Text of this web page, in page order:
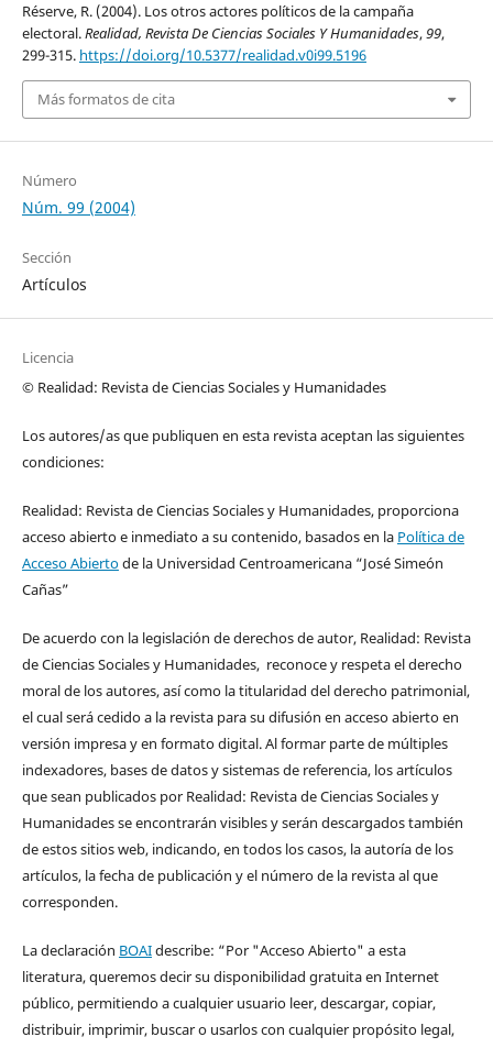
Réserve, R. (2004). Los otros actores políticos de la campaña
electoral.Realidad, Revista De Ciencias Sociales Y Humanidades,99,
299-315. https://doi.org/10.5377/realidad.v0i99.5196
Más formatos de cita
Número
Núm. 99 (2004)
Sección
Artículos
Licencia
© Realidad: Revista de Ciencias Sociales y Humanidades
Los autores/as que publiquen en esta revista aceptan las siguientes
condiciones:
Realidad: Revista de Ciencias Sociales y Humanidades, proporciona
acceso abierto e inmediato a su contenido, basados en la Política de
Acceso Abiertode la Universidad Centroamericana “José Simeón
Cañas”
De acuerdo con la legislación de derechos de autor, Realidad: Revista
de Ciencias Sociales y Humanidades, reconoce y respeta el derecho
moral de los autores, así como la titularidad del derecho patrimonial,
el cual será cedido a la revista para su difusión en acceso abierto en
versión impresa y en formato digital. Al formar parte de múltiples
indexadores, bases de datos y sistemas de referencia, los artículos
que sean publicados por Realidad: Revista de Ciencias Sociales y
Humanidades se encontrarán visibles y serán descargados también
de estos sitios web, indicando, en todos los casos, la autoría de los
artículos, la fecha de publicación y el número de la revista al que
corresponden.
La declaración BOAIdescribe: “Por "Acceso Abierto" a esta
literatura, queremos decir su disponibilidad gratuita en Internet
público, permitiendo a cualquier usuario leer, descargar, copiar,
distribuir, imprimir, buscar o usarlos con cualquier propósito legal,